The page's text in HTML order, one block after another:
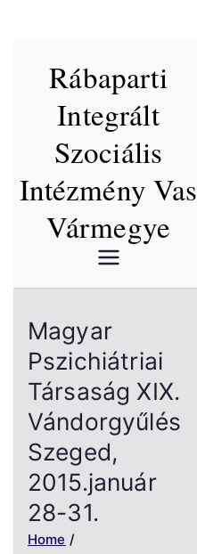
Rábaparti
Integrált
Szociális
Intézmény Vas
Vármegye
Magyar
Pszichiátriai
Társaság XIX.
Vándorgyűlés
Szeged,
2015.január
28-31.
Home